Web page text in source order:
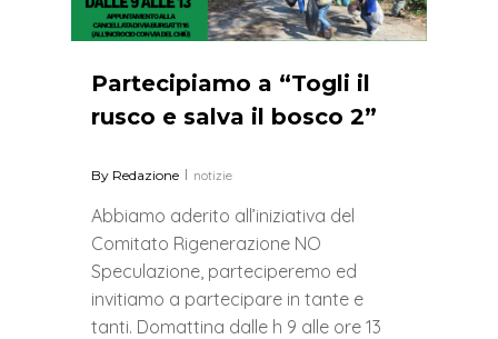
Partecipiamo a “Togli il
rusco e salva il bosco 2”
By Redazione notizie
Abbiamo aderito all’iniziativa del
Comitato Rigenerazione NO
Speculazione, parteciperemo ed
invitiamo a partecipare in tante e
tanti. Domattina dalle h 9 alle ore 13